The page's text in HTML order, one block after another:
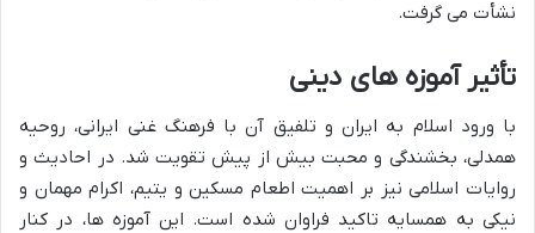
نشأت می گرفت.
تأثیر آموزه های دینی
با ورود اسلام به ایران و تلفیق آن با فرهنگ غنی ایرانی، روحیه
همدلی، بخشندگی و محبت بیش از پیش تقویت شد. در احادیث و
روایات اسلامی نیز بر اهمیت اطعام مسکین و یتیم، اکرام مهمان و
نیکی به همسایه تاکید فراوان شده است. این آموزه ها، در کنار